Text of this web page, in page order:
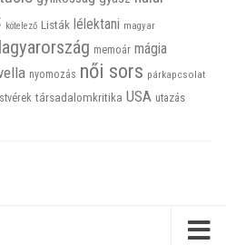
kötelező Listák lélektani magyar
memoár mágia
nyomozás női sors párkapcsolat
társadalomkritika USA utazás